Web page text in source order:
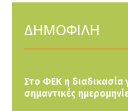
ΔΗΜΟΦΙΛΗ
Στο ΦΕΚ η διαδικασία
σημαντικές